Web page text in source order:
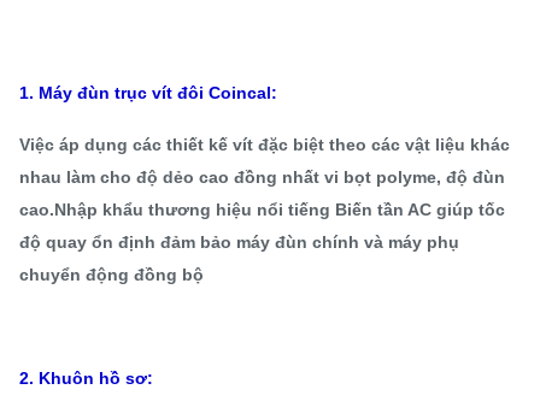
1. Máy đùn trục vít đôi Coincal:
Việc áp dụng các thiết kế vít đặc biệt theo các vật liệu khác
nhau làm cho độ dẻo cao đồng nhất vi bọt polyme, độ đùn
cao.Nhập khẩu thương hiệu nổi tiếng Biến tần AC giúp tốc
độ quay ổn định đảm bảo máy đùn chính và máy phụ
chuyển động đồng bộ
2. Khuôn hồ sơ: